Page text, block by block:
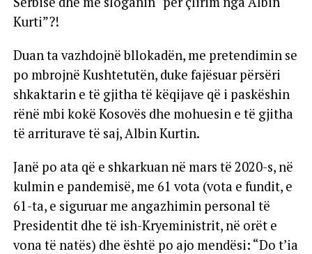
Kurti”?!
Duan ta vazhdojnë bllokadën, me pretendimin se
po mbrojnë Kushtetutën, duke fajësuar përsëri
shkaktarin e të gjitha të këqijave që i paskëshin
rënë mbi kokë Kosovës dhe mohuesin e të gjitha
të arriturave të saj, Albin Kurtin.
Janë po ata që e shkarkuan në mars të 2020-s, në
kulmin e pandemisë, me 61 vota (vota e fundit, e
61-ta, e siguruar me angazhimin personal të
Presidentit dhe të ish-Kryeministrit, në orët e
vona të natës) dhe është po ajo mendësi: “Do t’ia